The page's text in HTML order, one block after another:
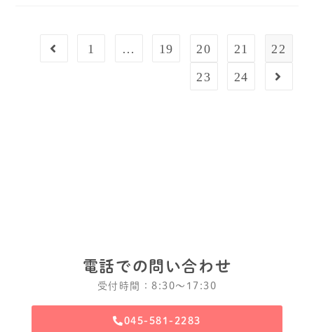
1 19 20 21 22
23 24
電話での問い合わせ
受付時間：8:30〜17:30
045-581-2283